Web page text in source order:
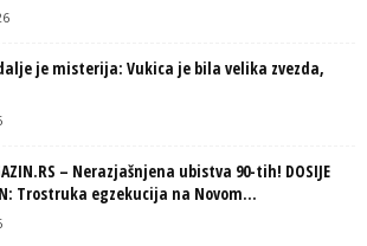
je misterija: Vukica je bila velika zvezda,
– Nerazjašnjena ubistva 90-tih! DOSIJE
Trostruka egzekucija na Novom...